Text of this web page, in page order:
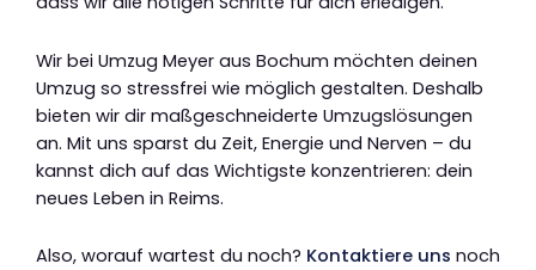
Wir bei Umzug Meyer aus Bochum möchten deinen
Umzug so stressfrei wie möglich gestalten. Deshalb
bieten wir dir maßgeschneiderte Umzugslösungen
an. Mit uns sparst du Zeit, Energie und Nerven – du
kannst dich auf das Wichtigste konzentrieren: dein
neues Leben in Reims.
Also, worauf wartest du noch? Kontaktiere uns noch